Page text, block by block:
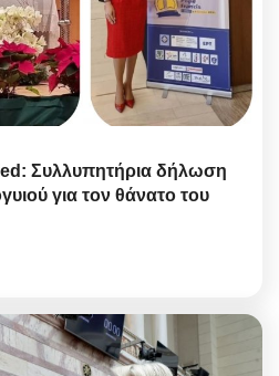
Συλλυπητήρια δήλωση
για τον θάνατο του